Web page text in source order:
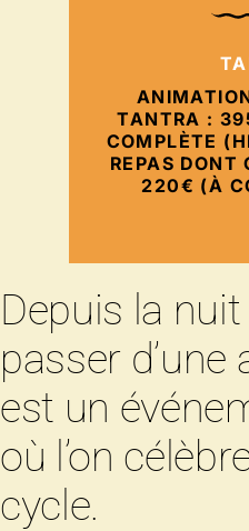
TANTRA :
COMPLÈTE
REPAS DONT
220€ (À
Depuis la
passer d’une
est un
où l’on
cycle.